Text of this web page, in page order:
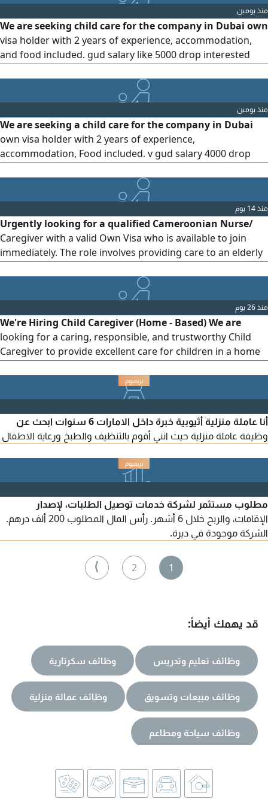
منذ يومين
We are seeking child care for the company in Dubai own
visa holder with 2 years of experience, accommodation,
and food included. gud salary like 5000 drop interested
منذ يومين
We are seeking a child care for the company in Dubai
own visa holder with 2 years of experience,
accommodation, Food included. v gud salary 4000 drop
منذ 14 يوم
Urgently looking for a qualified Cameroonian Nurse/
Caregiver with a valid Own Visa who is available to join
immediately. The role involves providing care to an elderly
assignment. The patient is located in Deira, Dubai.
Candidates residing in Deira/ Al Satwa preferred.
Interested candidates are required to send their resumeمنذ 26 يوم
We're Hiring Child Caregiver (Home - Based) We are
looking for a caring, responsible, and trustworthy Child
Caregiver to provide excellent care for children in a home
caring for infants or young children, be patient, attentive,
and able to assist with feeding, bathing, educational
Goodأنا عاملة منزلية أثيوبية خبرة داخل الامارات 6 سنوات ابحث عن
وظيفة عاملة منزلية حيث انني أقوم بالتنظيف والطبخ ورعاية الاطفال
مطلوب مستثمر لشركة خدمات توصيل الطلبات، لإصدار
الإقامات، والربح خلال 6 أشهر. رأس المال المطلوب 200 ألف درهم.
الشركة موجودة في ديرة.
1
2
⟩
قد يهمك أيضاً:
وظائف تعليم وتدريس وظائف سكرتارية
وظائف مبيعات وتسويق وظائف عمالة منزلية
وظائف سياحة ومطاعم